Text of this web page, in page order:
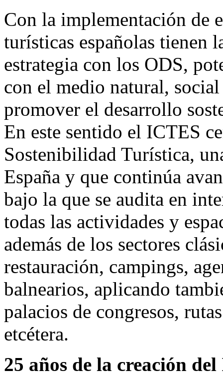
Con la implementación de
turísticas españolas tienen
estrategia con los ODS,
con el medio natural,
promover el desarrollo
En este sentido el ICTES
Sostenibilidad Turística,
España y que continúa
bajo la que se audita en
todas las actividades y
además de los sectores
restauración, campings,
balnearios, aplicando
palacios de congresos,
etcétera.
25 años de la creación